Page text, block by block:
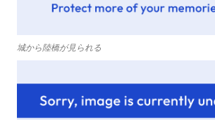
城から陸橋が見られる